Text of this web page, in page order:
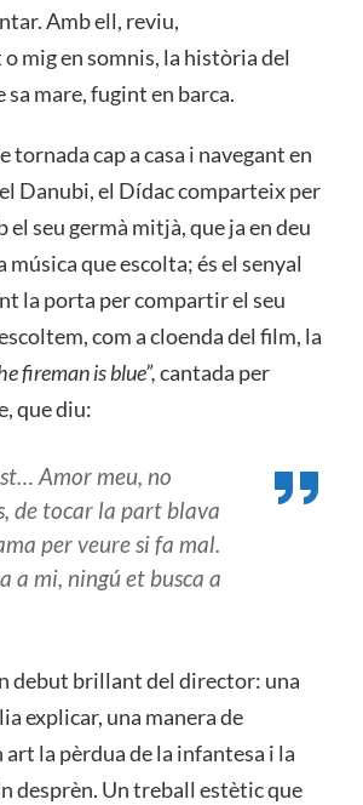
Amb ell, reviu,
mig en somnis, la història del
mare, fugint en barca.
tornada cap a casa i navegant en
Danubi, el Dídac comparteix per
el seu germà mitjà, que ja en deu
que escolta; és el senyal
la porta per compartir el seu
com a cloenda del film, la
fireman is blue”,cantada per
que diu:
Amor meu, no
de tocar la part blava
per veure si fa mal.
a mi, ningú et busca a
debut brillant del director: una
explicar, una manera de
la pèrdua de la infantesa i la
desprèn. Un treball estètic que